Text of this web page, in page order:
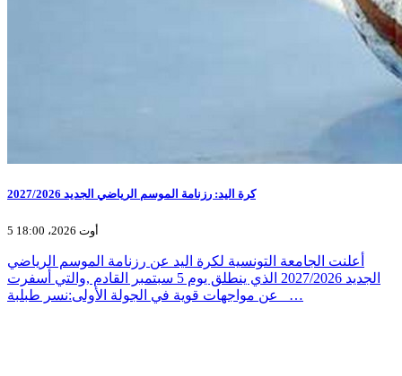
كرة اليد: رزنامة الموسم الرياضي الجديد 2027/2026
5 أوت 2026، 18:00
أعلنت الجامعة التونسية لكرة اليد عن رزنامة الموسم الرياضي
الجديد 2027/2026 الذي ينطلق يوم 5 سبتمبر القادم ,والتي أسفرت
عن مواجهات قوية في الجولة الأولى:نسر طبلبة _…